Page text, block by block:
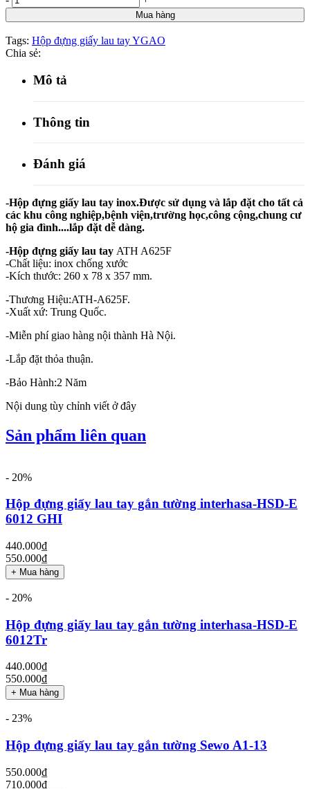
Mua hàng
Tags: Hộp đựng giấy lau tay YGAO
Chia sẻ:
Mô tả
Thông tin
Đánh giá
-Hộp đựng giấy lau tay inox.Được sử dụng và lắp đặt cho tất cả
các khu công nghiệp,bệnh viện,trường học,công cộng,chung cư
hộ gia đình....lắp đặt dễ dàng.
-Hộp đựng giấy lau tay ATH A625F
-Chất liệu: inox chống xước
-Kích thước: 260 x 78 x 357 mm.
-Thương Hiệu:ATH-A625F.
-Xuất xứ: Trung Quốc.
-Miễn phí giao hàng nội thành Hà Nội.
-Lắp đặt thỏa thuận.
-Bảo Hành:2 Năm
Nội dung tùy chỉnh viết ở đây
Sản phẩm liên quan
- 20%
Hộp đựng giấy lau tay gắn tường interhasa-HSD-E
6012 GHI
440.000₫
550.000₫
+ Mua hàng
- 20%
Hộp đựng giấy lau tay gắn tường interhasa-HSD-E
6012Tr
440.000₫
550.000₫
+ Mua hàng
- 23%
Hộp đựng giấy lau tay gắn tường Sewo A1-13
550.000₫
710.000₫